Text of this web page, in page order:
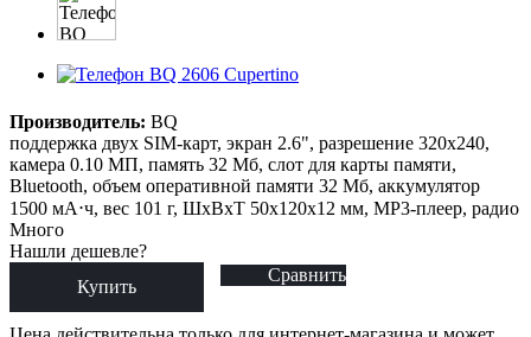
Производитель: BQ
поддержка двух SIM-карт, экран 2.6", разрешение 320x240,
камера 0.10 МП, память 32 Мб, слот для карты памяти,
Bluetooth, объем оперативной памяти 32 Мб, аккумулятор
1500 мА⋅ч, вес 101 г, ШxВxТ 50x120x12 мм, MP3-плеер, радио
Много
Нашли дешевле?
Купить
Сравнить